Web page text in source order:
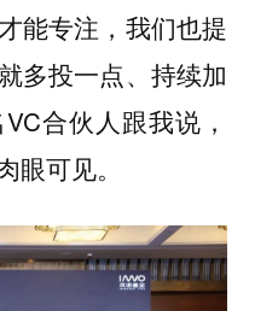
能专注，我们也提
多投一点、持续加
合伙人跟我说，
可见。